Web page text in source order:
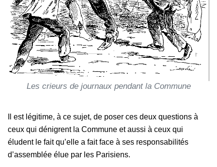
Les crieurs de journaux pendant la Commune
Il est légitime, à ce sujet, de poser ces deux questions à
ceux qui dénigrent la Commune et aussi à ceux qui
éludent le fait qu’elle a fait face à ses responsabilités
d’assemblée élue par les Parisiens.